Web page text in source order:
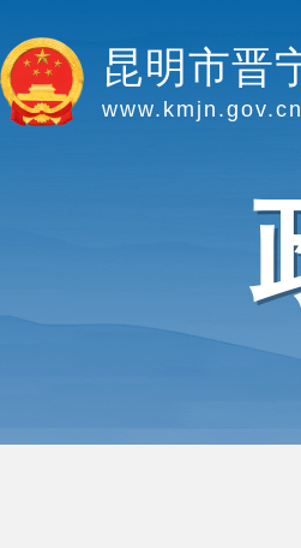
昆明市晋
www.kmjn.gov.cn